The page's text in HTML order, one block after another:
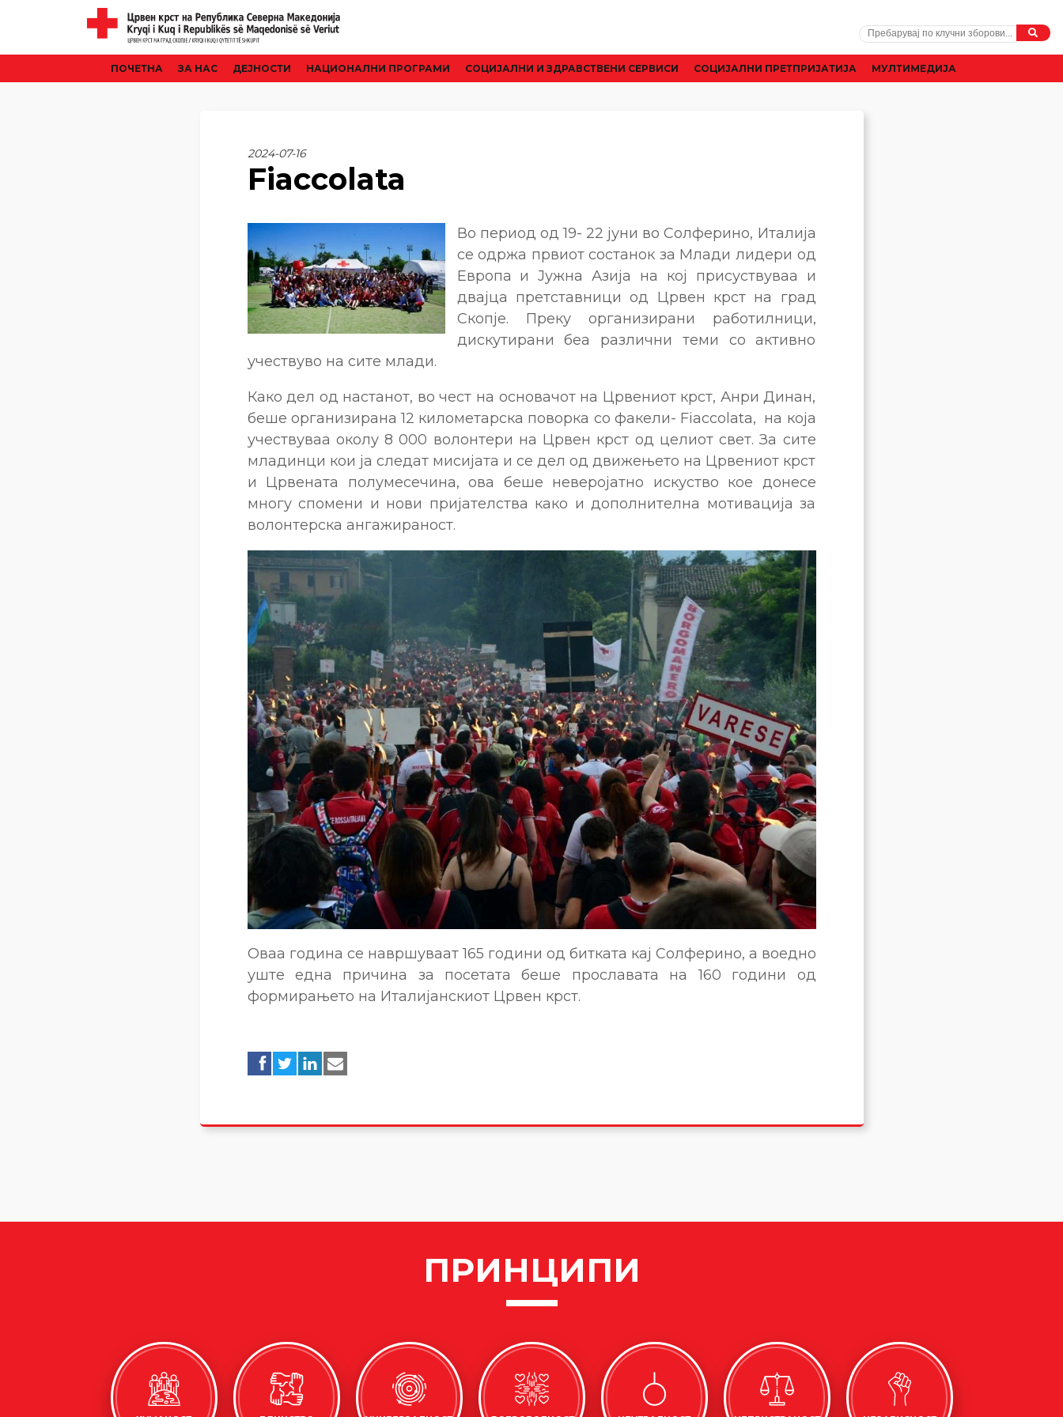
ПОЧЕТНА ЗА НАС ДЕЈНОСТИ НАЦИОНАЛНИ ПРОГРАМИ CОЦИЈАЛНИ И ЗДРАВСТВЕНИ СЕРВИСИ СОЦИЈАЛНИ ПРЕТПРИЈАТИЈА МУЛТИМЕДИЈА
2024-07-16
Fiaccolata
Во период од 19- 22 јуни во Солферино, Италија
се одржа првиот состанок за Млади лидери од
Европа и Јужна Азија на кој присуствуваа и
двајца претставници од Црвен крст на град
Скопје. Преку организирани работилници,
дискутирани беа различни теми со активно
учествуво на сите млади.
Како дел од настанот, во чест на основачот на Црвениот крст, Анри Динан,
беше организирана 12 километарска поворка со факели- Fiaccolata, на која
учествуваа околу 8 000 волонтери на Црвен крст од целиот свет. За сите
младинци кои ја следат мисијата и се дел од движењето на Црвениот крст
и Црвената полумесечина, ова беше неверојатно искуство кое донесе
многу спомени и нови пријателства како и дополнителна мотивација за
волонтерска ангажираност.
Оваа година се навршуваат 165 години од битката кај Солферино, а воедно
уште една причина за посетата беше прославата на 160 години од
формирањето на Италијанскиот Црвен крст.
ПРИНЦИПИ